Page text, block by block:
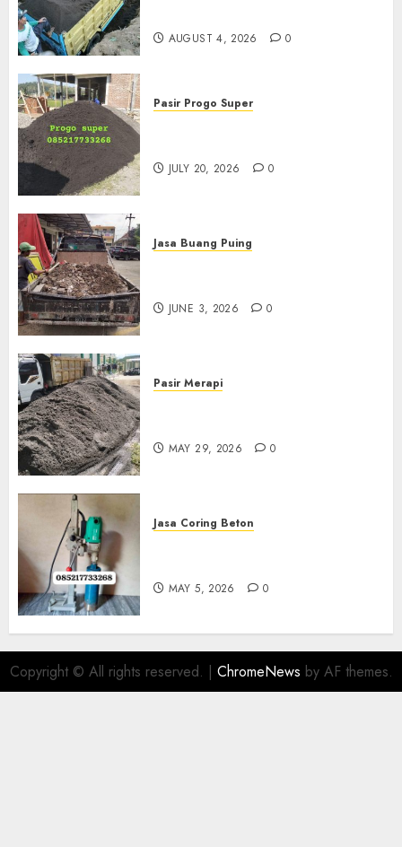
AUGUST 4, 2026 0
Pasir Progo Super
JULY 20, 2026 0
Jasa Buang Puing
JUNE 3, 2026 0
Pasir Merapi
MAY 29, 2026 0
Jasa Coring Beton
MAY 5, 2026 0
Copyright © All rights reserved. | ChromeNews by AF themes.